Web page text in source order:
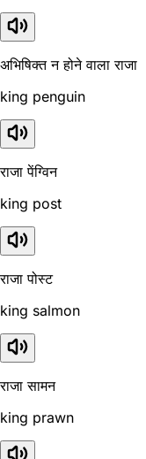
अभिषिक्त न होने वाला राजा
king penguin
राजा पेंग्विन
king post
राजा पोस्ट
king salmon
राजा सामन
king prawn